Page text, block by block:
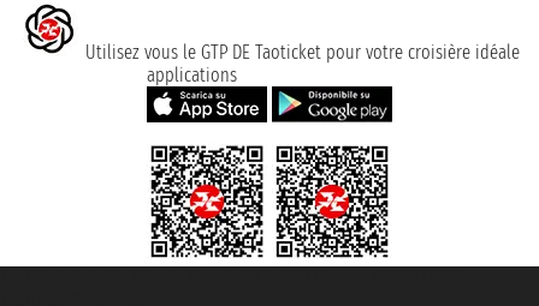
Utilisez vous le GTP DE Taoticket pour votre croisière idéale
applications